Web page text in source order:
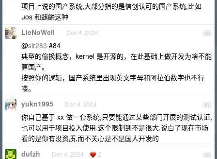
项目上说的国产系统,大部分指的是信创认可的国产系统,比如
uos 和麒麟这种
90
LieNoWell Dec 4, 2024
@sir283 #84
典型的偷换概念，kernel 是开源的，在此基础上做开发为啥不能
算国产。
按照你的逻辑，国产系统里出现英文字母和阿拉伯数字也不行
喽。
91
yukn1995 Dec 4, 2024
你自己基于 xx 做一套系统,只要能通过某些部门开展的测试认证,
也可以用于项目投入使用,这个限制到不是很大.说白了现在市场
看的是你有没资质,而不关心是不是国人开发的
92
dufzh Dec 4, 2024 2